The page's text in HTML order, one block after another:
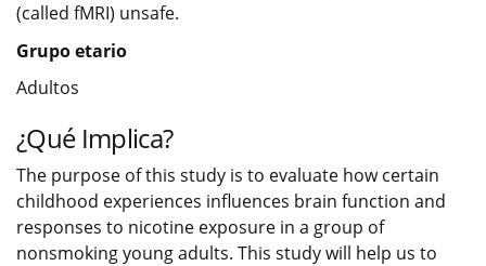
(called fMRI) unsafe.
Grupo etario
Adultos
¿Qué Implica?
The purpose of this study is to evaluate how certain
childhood experiences influences brain function and
responses to nicotine exposure in a group of
nonsmoking young adults. This study will help us to